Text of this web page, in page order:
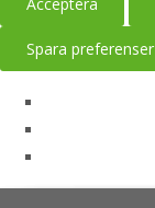
Spara preferenser